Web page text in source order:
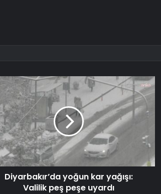
Diyarbakır’da yoğun kar yağışı:
Valilik peş peşe uyardı